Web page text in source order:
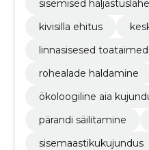
sisemised
kivisilla ehitus
linnasisesed
rohealade haldamine
ökoloogiline aia
pärandi säilitamine
sisemaastikukujundus